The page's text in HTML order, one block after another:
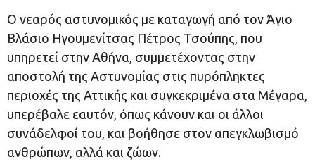
Ο νεαρός αστυνομικός με καταγωγή από τον Άγιο
Βλάσιο Ηγουμενίτσας Πέτρος Τσούπης, που
υπηρετεί στην Αθήνα, συμμετέχοντας στην
αποστολή της Αστυνομίας στις πυρόπληκτες
περιοχές της Αττικής και συγκεκριμένα στα Μέγαρα,
υπερέβαλε εαυτόν, όπως κάνουν και οι άλλοι
συνάδελφοί του, και βοήθησε στον απεγκλωβισμό
ανθρώπων, αλλά και ζώων.